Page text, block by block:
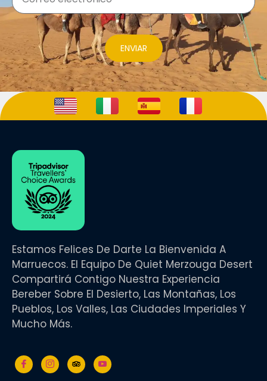
ENVIAR
Estamos Felices De Darte La Bienvenida A
Marruecos. El Equipo De Quiet Merzouga Desert
Compartirá Contigo Nuestra Experiencia
Bereber Sobre El Desierto, Las Montañas, Los
Pueblos, Los Valles, Las Ciudades Imperiales Y
Mucho Más.